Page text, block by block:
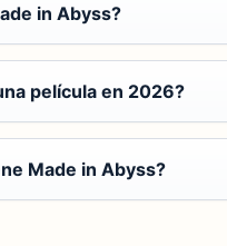
in Abyss?
película en 2026?
Made in Abyss?